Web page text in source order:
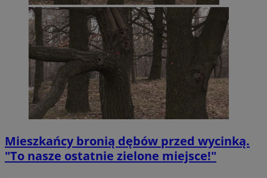
Mieszkańcy bronią dębów przed wycinką.
"To nasze ostatnie zielone miejsce!"